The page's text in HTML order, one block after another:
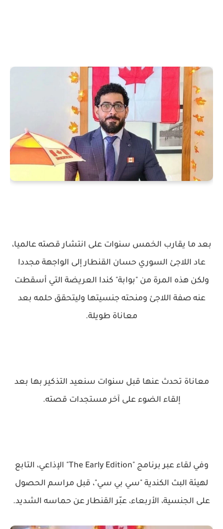
بعد ما يقارب الخمس سنوات على انتشار قصته عالميا،
عاد اللاجئ السوري حسان القنطار إلى الواجهة مجددا
ولكن هذه المرة من "بوابة" كندا العريضة التي أسقطت
عنه صفة اللاجئ ومنحته جنسيتها وليتحقق حلمه بعد
معاناة طويلة.
معاناة تحدث عنها قبل سنوات سنعيد التذكير بها بعد
إلقاء الضوء على آخر مستجدات قصته.
وفي لقاء عبر برنامج "The Early Edition" الإذاعي، التابع
لهيئة البث الكندية "سي بي سي"، قبل مراسم الحصول
على الجنسية، الأربعاء، عبّر القنطار عن حماسه الشديد.